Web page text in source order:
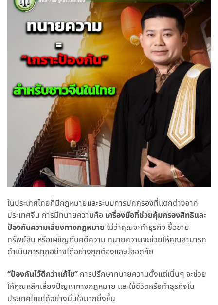
ในประเทศไทยที่มีกฎหมายและระบบการปกครองที่แตกต่างจาก
ประเทศจีน การมีทนายความคือ เครื่องมือที่ช่วยคุ้มครองสิทธิและ
ป้องกันความเสี่ยงทางกฎหมาย ไม่ว่าคุณจะทำธุรกิจ ซื้อขาย
ทรัพย์สิน หรือเผชิญกับคดีความ ทนายความจะช่วยให้คุณสามารถ
ดำเนินการทุกอย่างได้อย่างถูกต้องและปลอดภัย
“ป้องกันไว้ดีกว่าแก้ไข” การปรึกษาทนายความตั้งแต่เนิ่นๆ จะช่วย
ให้คุณหลีกเลี่ยงปัญหาทางกฎหมาย และใช้ชีวิตหรือทำธุรกิจใน
ประเทศไทยได้อย่างมั่นใจมากยิ่งขึ้น